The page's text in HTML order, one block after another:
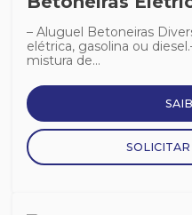
– Aluguel Betoneiras
elétrica, gasolina ou
mistura de...